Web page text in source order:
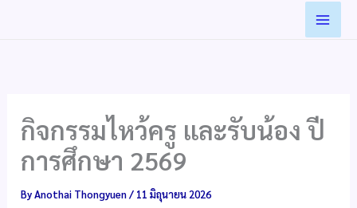
กิจกรรมไหว้ครู และรับน้อง ปี
การศึกษา 2569
ByAnothai Thongyuen/ 11 มิถุนายน 2026